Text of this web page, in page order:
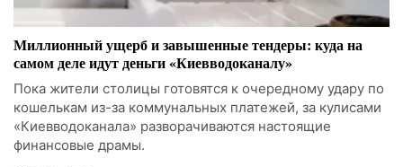
Миллионный ущерб и завышенные тендеры: куда на
самом деле идут деньги «Киевводоканалу»
Пока жители столицы готовятся к очередному удару по
кошелькам из-за коммунальных платежей, за кулисами
«Киевводоканала» разворачиваются настоящие
финансовые драмы.